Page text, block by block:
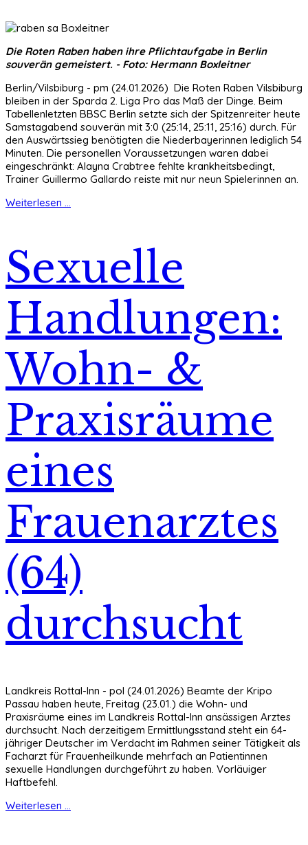
Die Roten Raben haben ihre Pflichtaufgabe in Berlin
souverän gemeistert. - Foto: Hermann Boxleitner
Berlin/Vilsbiburg - pm (24.01.2026) Die Roten Raben Vilsbiburg
bleiben in der Sparda 2. Liga Pro das Maß der Dinge. Beim
Tabellenletzten BBSC Berlin setzte sich der Spitzenreiter heute
Samstagabend souverän mit 3:0 (25:14, 25:11, 25:16) durch. Für
den Auswärtssieg benötigten die Niederbayerinnen lediglich 54
Minuten. Die personellen Voraussetzungen waren dabei
eingeschränkt: Alayna Crabtree fehlte krankheitsbedingt,
Trainer Guillermo Gallardo reiste mit nur neun Spielerinnen an.
Weiterlesen ...
Sexuelle
Handlungen:
Wohn- &
Praxisräume
eines
Frauenarztes
(64)
durchsucht
Landkreis Rottal-Inn - pol (24.01.2026) Beamte der Kripo
Passau haben heute, Freitag (23.01.) die Wohn- und
Praxisräume eines im Landkreis Rottal-Inn ansässigen Arztes
durchsucht. Nach derzeitigem Ermittlungsstand steht ein 64-
jähriger Deutscher im Verdacht im Rahmen seiner Tätigkeit als
Facharzt für Frauenheilkunde mehrfach an Patientinnen
sexuelle Handlungen durchgeführt zu haben. Vorläuiger
Haftbefehl.
Weiterlesen ...